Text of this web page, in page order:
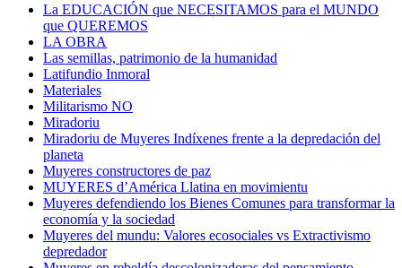
La EDUCACIÓN que NECESITAMOS para el MUNDO
que QUEREMOS
LA OBRA
Las semillas, patrimonio de la humanidad
Latifundio Inmoral
Materiales
Militarismo NO
Miradoriu
Miradoriu de Muyeres Indíxenes frente a la depredación del
planeta
Muyeres constructores de paz
MUYERES d’América Llatina en movimientu
Muyeres defendiendo los Bienes Comunes para transformar la
economía y la sociedad
Muyeres del mundu: Valores ecosociales vs Extractivismo
depredador